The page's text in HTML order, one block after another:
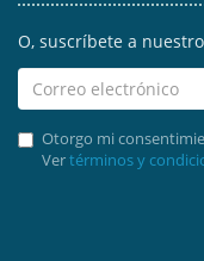
O, suscríbete a
Otorgo mi
Vertérminos y